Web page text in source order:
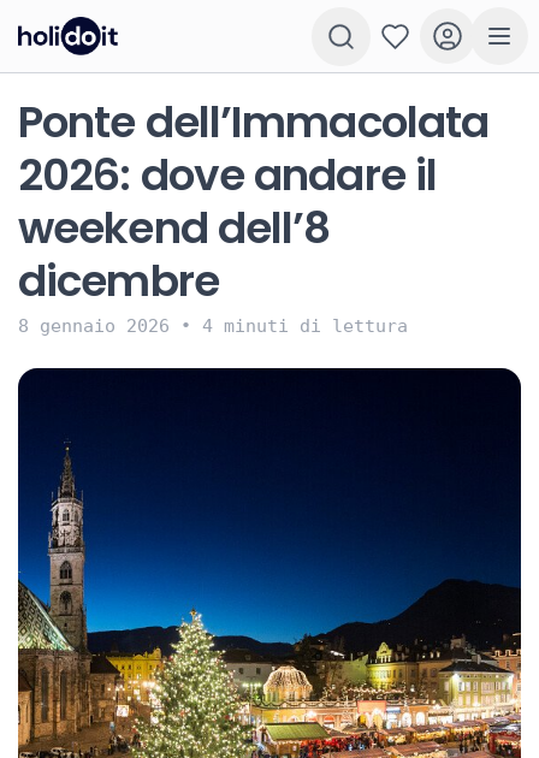
Ponte dell’Immacolata
2026: dove andare il
weekend dell’8
dicembre
8 gennaio 2026 • 4 minuti di lettura